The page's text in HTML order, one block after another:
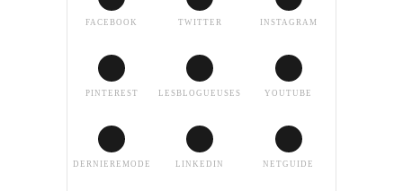
FACEBOOK TWITTER INSTAGRAM
PINTEREST LESBLOGUEUSES YOUTUBE
DERNIEREMODE LINKEDIN NETGUIDE